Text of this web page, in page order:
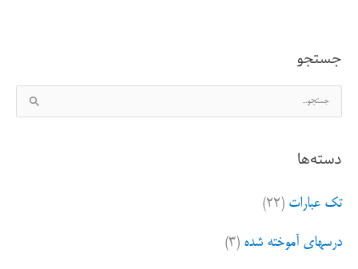
حذفی
هستن
جستجو
س
ج
ب
ا
دسته‌ها
تک عبارات (۲۲)
درسهای آموخته شده (۳)